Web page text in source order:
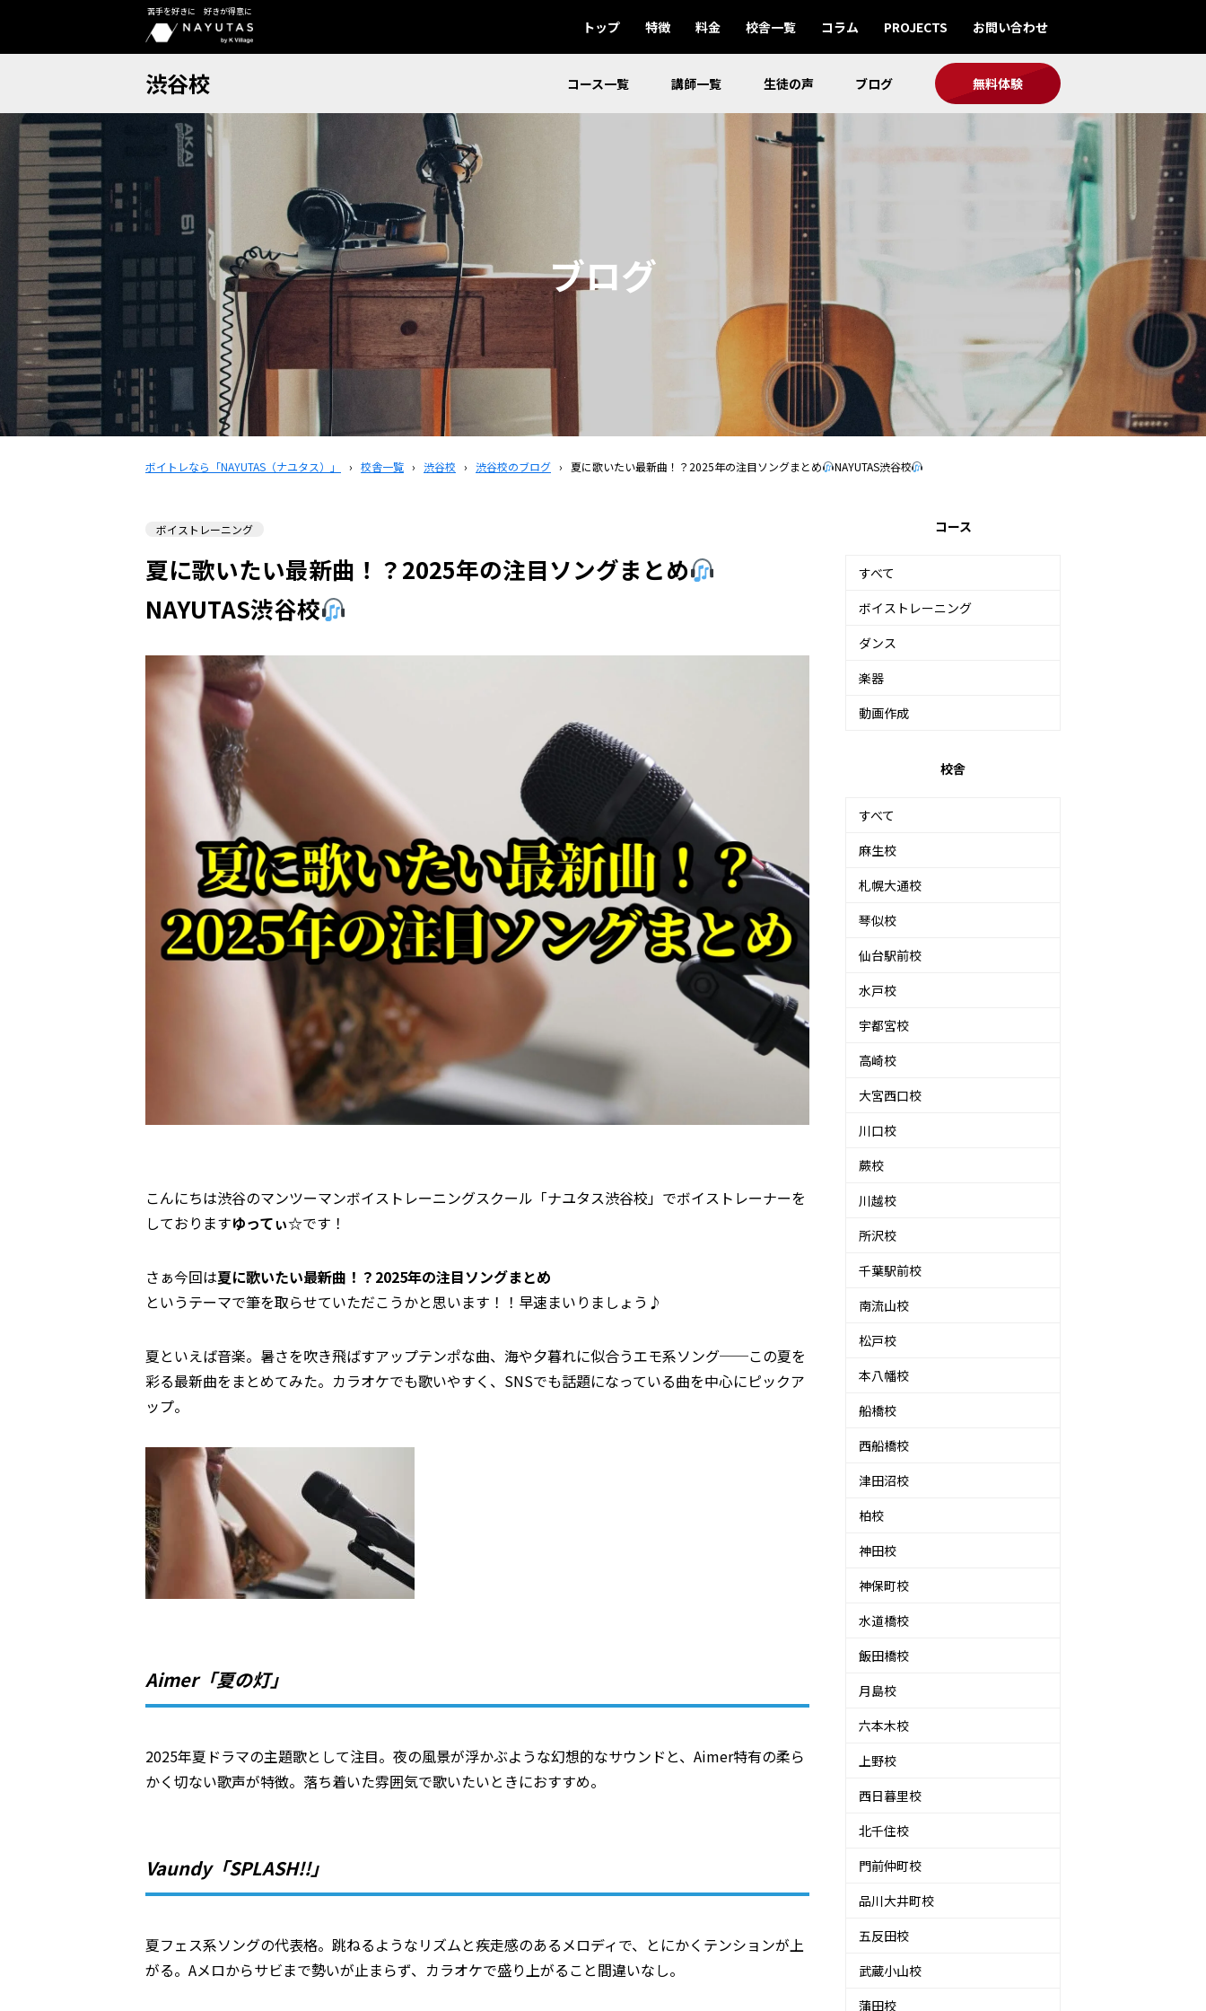
苦手を好きに 好きが得意に
トップ 特徴 料金 校舎一覧 コラム PROJECTS お問い合わせ
渋谷校 コース一覧 講師一覧 生徒の声 ブログ 無料体験
ブログ
ボイトレなら「NAYUTAS（ナユタス）」 › 校舎一覧 › 渋谷校 › 渋谷校のブログ › 夏に歌いたい最新曲！？2025年の注目ソングまとめ NAYUTAS渋谷校
ボイストレーニング
夏に歌いたい最新曲！？2025年の注目ソングまとめ
NAYUTAS渋谷校
こんにちは渋谷のマンツーマンボイストレーニングスクール「ナユタス渋谷校」でボイストレーナーを
しておりますゆってぃ☆です！
さぁ今回は夏に歌いたい最新曲！？2025年の注目ソングまとめ
というテーマで筆を取らせていただこうかと思います！！早速まいりましょう♪
夏といえば音楽。暑さを吹き飛ばすアップテンポな曲、海や夕暮れに似合うエモ系ソング──この夏を
彩る最新曲をまとめてみた。カラオケでも歌いやすく、SNSでも話題になっている曲を中心にピックア
ップ。
Aimer「夏の灯」
2025年夏ドラマの主題歌として注目。夜の風景が浮かぶような幻想的なサウンドと、Aimer特有の柔ら
かく切ない歌声が特徴。落ち着いた雰囲気で歌いたいときにおすすめ。
Vaundy「SPLASH!!」
夏フェス系ソングの代表格。跳ねるようなリズムと疾走感のあるメロディで、とにかくテンションが上
がる。Aメロからサビまで勢いが止まらず、カラオケで盛り上がること間違いなし。
コース
すべて
ボイストレーニング
ダンス
楽器
動画作成
校舎
すべて
麻生校
札幌大通校
琴似校
仙台駅前校
水戸校
宇都宮校
高崎校
大宮西口校
川口校
蕨校
川越校
所沢校
千葉駅前校
南流山校
松戸校
本八幡校
船橋校
西船橋校
津田沼校
柏校
神田校
神保町校
水道橋校
飯田橋校
月島校
六本木校
上野校
西日暮里校
北千住校
門前仲町校
品川大井町校
五反田校
武蔵小山校
蒲田校